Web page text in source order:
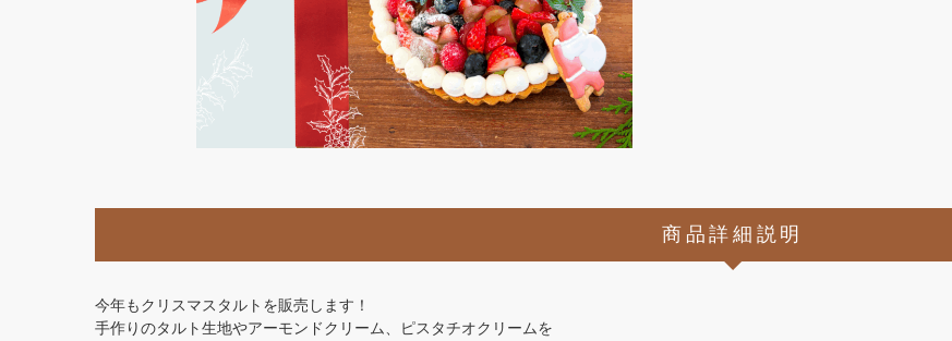
商品詳細説明
今年もクリスマスタルトを販売します！
手作りのタルト生地やアーモンドクリーム、ピスタチオクリームを